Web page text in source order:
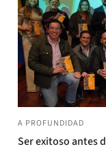
A PROFUNDIDAD
Ser exitoso antes